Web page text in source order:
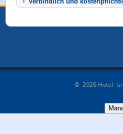
© 2026 Hotel-